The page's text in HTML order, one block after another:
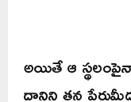
అయితే ఆ స్థలంపైనా
దానిని తన